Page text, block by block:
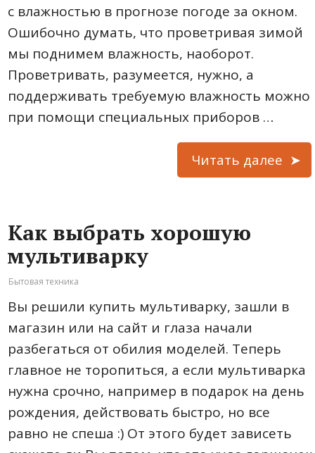
с влажностью в прогнозе погоде за окном.
Ошибочно думать, что проветривая зимой
мы поднимем влажность, наоборот.
Проветривать, разумеется, нужно, а
поддерживать требуемую влажность можно
при помощи специальных приборов …
Читать далее
Как выбрать хорошую
мультиварку
Бытовая техника
Вы решили купить мультиварку, зашли в
магазин или на сайт и глаза начали
разбегаться от обилия моделей. Теперь
главное не торопиться, а если мультиварка
нужна срочно, например в подарок на день
рождения, действовать быстро, но все
равно не спеша :) От этого будет зависеть